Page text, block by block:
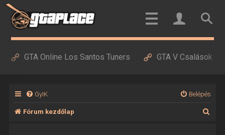
GTA Online Los Santos Tuners GTA V Csalások
GyIK Belépés
Fórum kezdőlap